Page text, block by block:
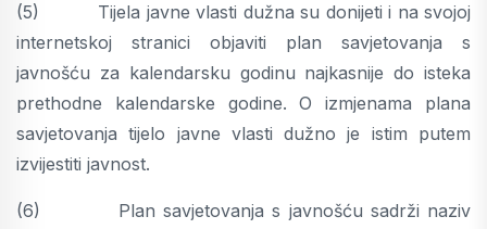
(5) Tijela javne vlasti dužna su donijeti i na svojoj
internetskoj stranici objaviti plan savjetovanja s
javnošću za kalendarsku godinu najkasnije do isteka
prethodne kalendarske godine. O izmjenama plana
savjetovanja tijelo javne vlasti dužno je istim putem
izvijestiti javnost.
(6) Plan savjetovanja s javnošću sadrži naziv